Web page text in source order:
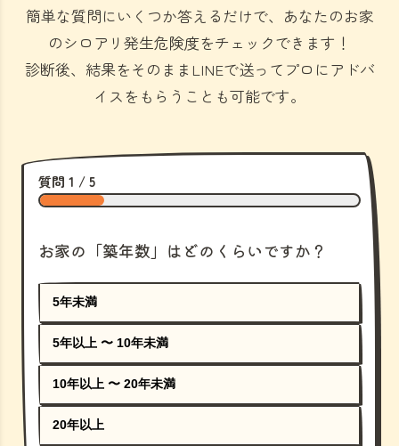
簡単な質問にいくつか答えるだけで、あなたのお家
のシロアリ発生危険度をチェックできます！
診断後、結果をそのままLINEで送ってプロにアドバ
イスをもらうことも可能です。
質問 1 / 5
お家の「築年数」はどのくらいですか？
5年未満
5年以上 〜 10年未満
10年以上 〜 20年未満
20年以上